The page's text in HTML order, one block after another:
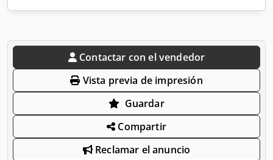
Contactar con el vendedor
Vista previa de impresión
Guardar
Compartir
Reclamar el anuncio